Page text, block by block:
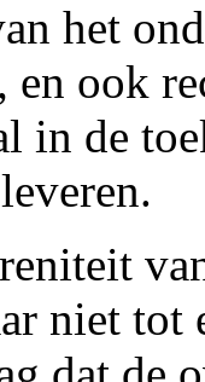
het
ook
in de
niet